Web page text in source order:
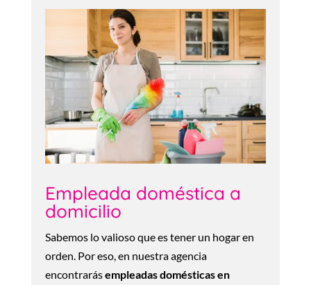
Empleada doméstica a
domicilio
Sabemos lo valioso que es tener un hogar en
orden. Por eso, en nuestra agencia
encontrarásempleadas domésticas en